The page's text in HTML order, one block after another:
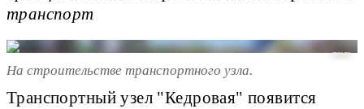
транспорт
mos.ru
На строительстве транспортного узла.
Транспортный узел "Кедровая" появится